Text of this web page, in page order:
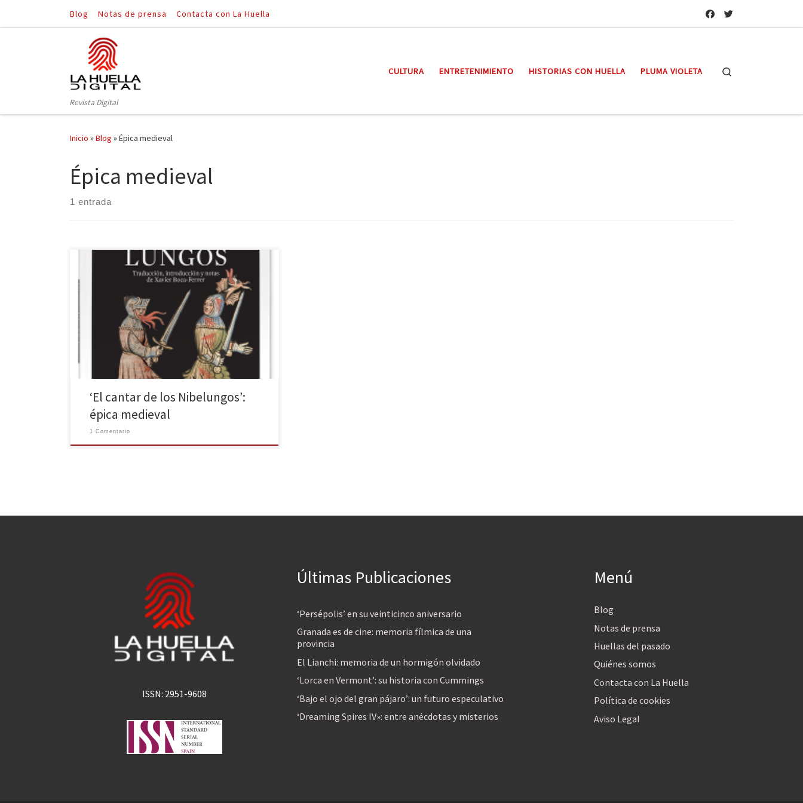
Saltar al contenido
Blog Notas de prensa Contacta con La Huella
Revista Digital
CULTURA ENTRETENIMIENTO HISTORIAS CON HUELLA PLUMA VIOLETA
Inicio »Blog »Épica medieval
Épica medieval
1 entrada
El cantar de los Nibelungos se constata como uno de
los poemas épicos occidentales más oscuros y
trágicos. Ahora, Arpa editores vuelve a publicar la obra
en una edición especialmente cuidada con
ilustraciones al comienzo y al final; además, cuenta
con la traducción, la introducción, las notas al texto y
comentarios […]
‘El cantar de los Nibelungos’:
épica medieval
1 Comentario
ISSN: 2951-9608
Últimas Publicaciones
‘Persépolis’ en su veinticinco aniversario
Granada es de cine: memoria fílmica de una
provincia
El Lianchi: memoria de un hormigón olvidado
‘Lorca en Vermont’: su historia con Cummings
‘Bajo el ojo del gran pájaro’: un futuro especulativo
‘Dreaming Spires IV»: entre anécdotas y misterios
Menú
Blog
Notas de prensa
Huellas del pasado
Quiénes somos
Contacta con La Huella
Política de cookies
Aviso Legal